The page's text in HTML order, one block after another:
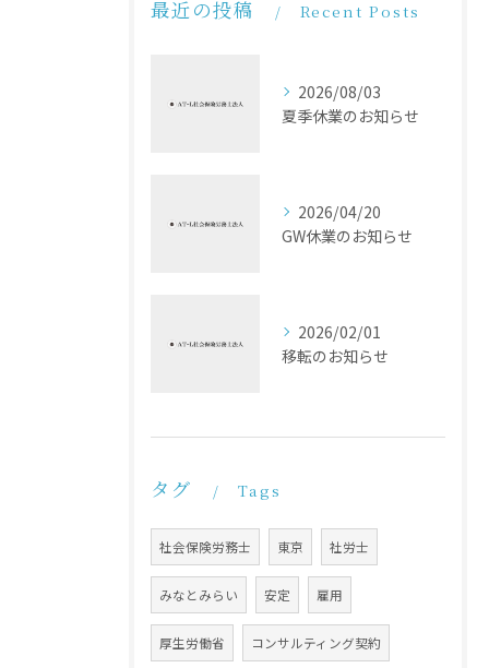
最近の投稿 Recent Posts
2026/08/03
夏季休業のお知らせ
2026/04/20
GW休業のお知らせ
2026/02/01
移転のお知らせ
タグ Tags
社会保険労務士 東京 社労士
みなとみらい 安定 雇用
厚生労働省 コンサルティング契約